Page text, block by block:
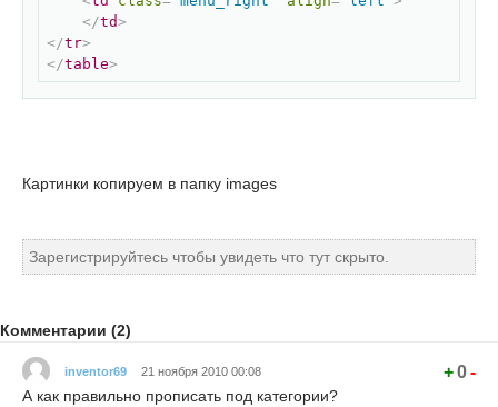
</td>
</tr>
</table>
Картинки копируем в папку images
Зарегистрируйтесь чтобы увидеть что тут скрыто.
Комментарии (2)
inventor69 21 ноября 2010 00:08 +0-
А как правильно прописать под категории?